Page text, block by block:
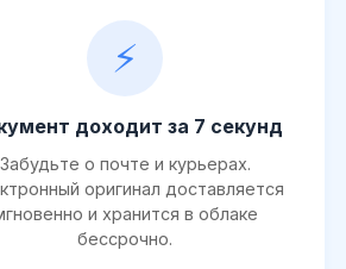
⚡
доходит за 7 секунд
Забудьте о почте и курьерах.
оригинал доставляется
и хранится в облаке
бессрочно.